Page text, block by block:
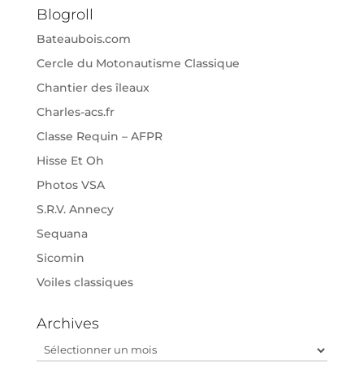
Blogroll
Bateaubois.com
Cercle du Motonautisme Classique
Chantier des îleaux
Charles-acs.fr
Classe Requin – AFPR
Hisse Et Oh
Photos VSA
S.R.V. Annecy
Sequana
Sicomin
Voiles classiques
Archives
Archives